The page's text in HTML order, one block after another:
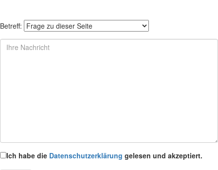
Betreff:
Ich habe die Datenschutzerklärung gelesen und akzeptiert.